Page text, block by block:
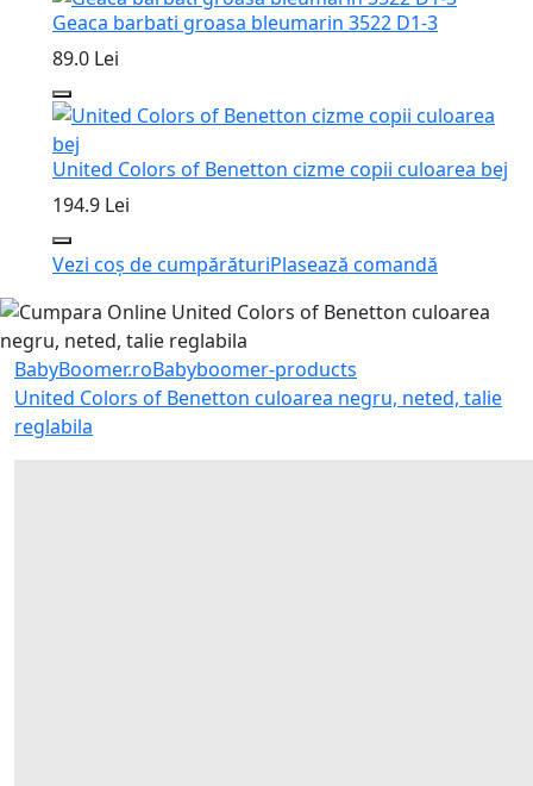
Geaca barbati groasa bleumarin 3522 D1-3
89.0 Lei
United Colors of Benetton cizme copii culoarea bej
194.9 Lei
Vezi coș de cumpărăturiPlasează comandă
BabyBoomer.roBabyboomer-products
United Colors of Benetton culoarea negru, neted, talie
reglabila